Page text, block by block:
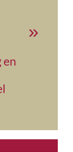
en